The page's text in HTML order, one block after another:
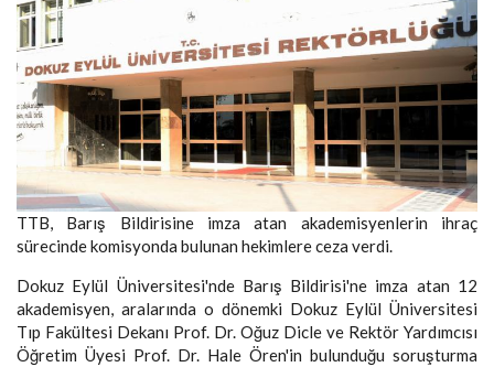
TTB, Barış Bildirisine imza atan akademisyenlerin ihraç
sürecinde komisyonda bulunan hekimlere ceza verdi.
Dokuz Eylül Üniversitesi'nde Barış Bildirisi'ne imza atan 12
akademisyen, aralarında o dönemki Dokuz Eylül Üniversitesi
Tıp Fakültesi Dekanı Prof. Dr. Oğuz Dicle ve Rektör Yardımcısı
Öğretim Üyesi Prof. Dr. Hale Ören'in bulunduğu soruşturma